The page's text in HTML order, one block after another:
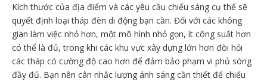
Kích thước của địa điểm và các yêu cầu chiếu sáng cụ thể sẽ
quyết định loại tháp đèn di động bạn cần. Đối với các không
gian làm việc nhỏ hơn, một mô hình nhỏ gọn, ít công suất hơn
có thể là đủ, trong khi các khu vực xây dựng lớn hơn đòi hỏi
các tháp có cường độ cao hơn để đảm bảo phạm vi phủ sóng
đầy đủ. Bạn nên cân nhắc lượng ánh sáng cần thiết để chiếu